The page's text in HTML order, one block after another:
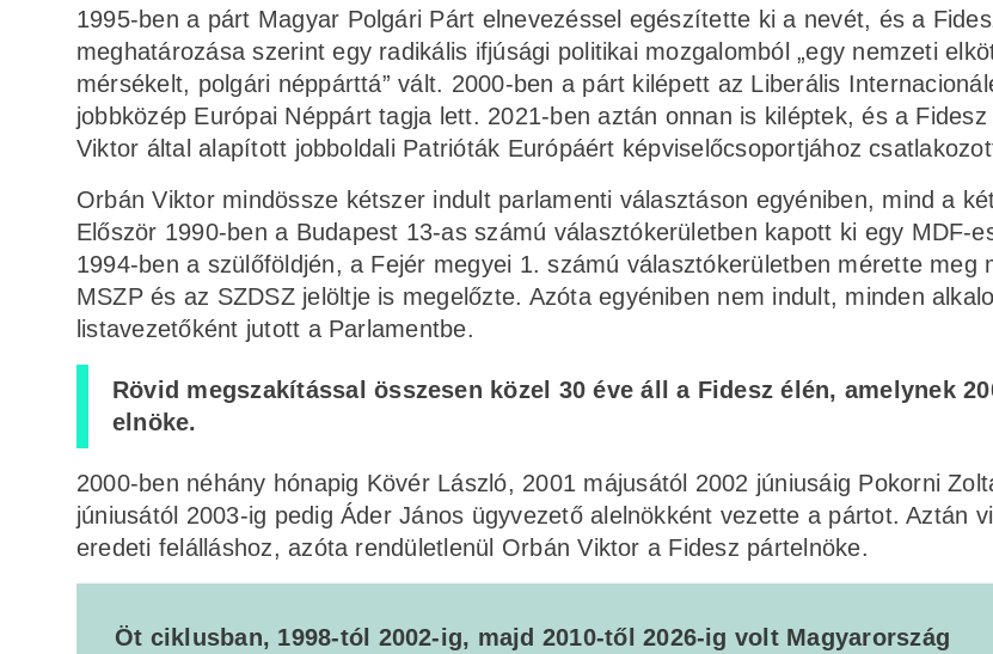
1995-ben a párt Magyar Polgári Párt elnevezéssel egészítette ki a nevét, és a
meghatározása szerint egy radikális ifjúsági politikai mozgalomból „egy nemzeti
mérsékelt, polgári néppárttá” vált. 2000-ben a párt kilépett az Liberális
jobbközép Európai Néppárt tagja lett. 2021-ben aztán onnan is kiléptek, és a
Viktor által alapított jobboldali Patrióták Európáért képviselőcsoportjához
Orbán Viktor mindössze kétszer indult parlamenti választáson egyéniben, mind a
Először 1990-ben a Budapest 13-as számú választókerületben kapott ki egy MDF-
1994-ben a szülőföldjén, a Fejér megyei 1. számú választókerületben mérette meg
MSZP és az SZDSZ jelöltje is megelőzte. Azóta egyéniben nem indult, minden
listavezetőként jutott a Parlamentbe.
Rövid megszakítással összesen közel 30 éve áll a Fidesz élén, amelynek
elnöke.
2000-ben néhány hónapig Kövér László, 2001 májusától 2002 júniusáig Pokorni
júniusától 2003-ig pedig Áder János ügyvezető alelnökként vezette a pártot. Aztán
eredeti felálláshoz, azóta rendületlenül Orbán Viktor a Fidesz pártelnöke.
Öt ciklusban, 1998-tól 2002-ig, majd 2010-től 2026-ig volt Magyarország